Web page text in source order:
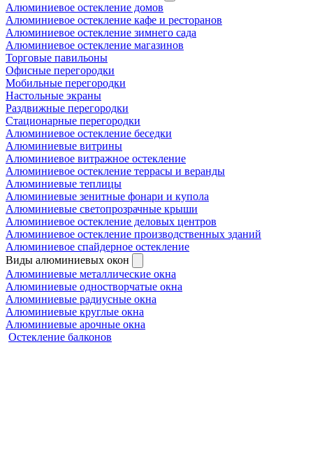
Алюминиевое остекление домов
Алюминиевое остекление кафе и ресторанов
Алюминиевое остекление зимнего сада
Алюминиевое остекление магазинов
Торговые павильоны
Офисные перегородки
Мобильные перегородки
Настольные экраны
Раздвижные перегородки
Стационарные перегородки
Алюминиевое остекление беседки
Алюминиевые витрины
Алюминиевое витражное остекление
Алюминиевое остекление террасы и веранды
Алюминиевые теплицы
Алюминиевые зенитные фонари и купола
Алюминиевые светопрозрачные крыши
Алюминиевое остекление деловых центров
Алюминиевое остекление производственных зданий
Алюминиевое спайдерное остекление
Виды алюминиевых окон
Алюминиевые металлические окна
Алюминиевые одностворчатые окна
Алюминиевые радиусные окна
Алюминиевые круглые окна
Алюминиевые арочные окна
Остекление балконов